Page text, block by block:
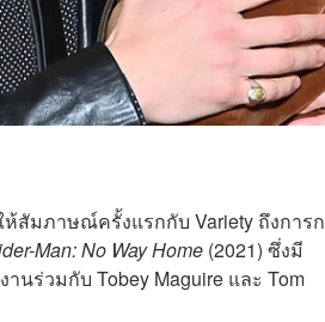
สัมภาษณ์ครั้งแรกกับ Variety ถึงการก
Man: No Way Home (2021) ซึ่งมี
ร่วมกับ Tobey Maguire และ Tom